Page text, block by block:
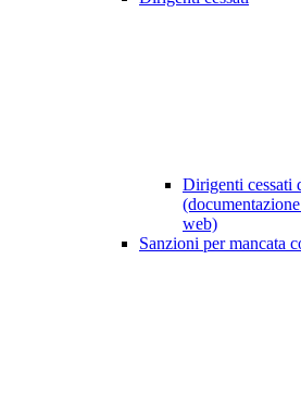
Dirigenti cessati
web)
Sanzioni per mancata